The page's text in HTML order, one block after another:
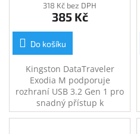
318 Kč bez DPH
385 Kč
Do košíku
Kingston DataTraveler
Exodia M podporuje
rozhraní USB 3.2 Gen 1 pro
snadný přístup k
notebookům, stolním